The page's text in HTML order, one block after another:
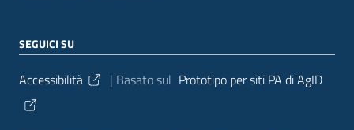
SEGUICI SU
Sezione Link Utili
Accessibilità | Basato sul Prototipo per siti PA di AgID